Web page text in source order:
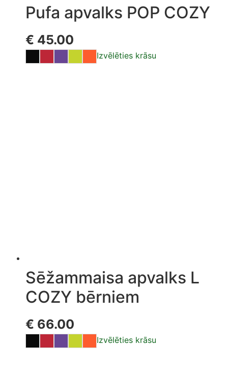
Pufa apvalks POP COZY
€ 45.00
Izvēlēties krāsu
Sēžammaisa apvalks L
COZY bērniem
€ 66.00
Izvēlēties krāsu